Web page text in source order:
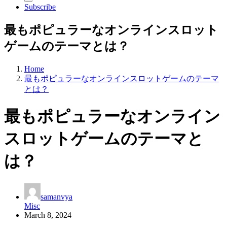
Subscribe
最もポピュラーなオンラインスロット
ゲームのテーマとは？
Home
最もポピュラーなオンラインスロットゲームのテーマ
とは？
最もポピュラーなオンライン
スロットゲームのテーマと
は？
samanvya
Misc
March 8, 2024